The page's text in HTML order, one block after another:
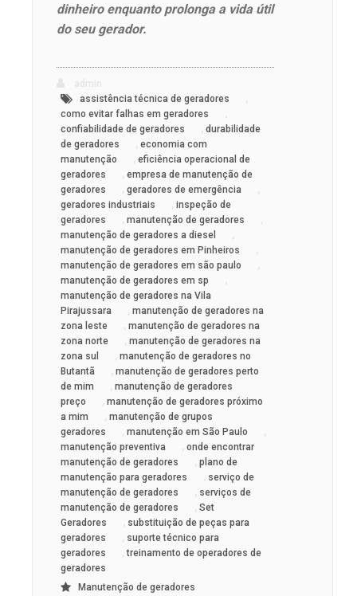
dinheiro enquanto prolonga a vida útil
do seu gerador.
assistência técnica de geradores
como evitar falhas em geradores
confiabilidade de geradores
durabilidade
de geradores
economia com
manutenção
eficiência operacional de
geradores
empresa de manutenção de
geradores
geradores de emergência
geradores industriais
inspeção de
geradores
manutenção de geradores
manutenção de geradores a diesel
manutenção de geradores em Pinheiros
manutenção de geradores em são paulo
manutenção de geradores em sp
manutenção de geradores na Vila
Pirajussara
manutenção de geradores na
zona leste
manutenção de geradores na
zona norte
manutenção de geradores na
zona sul
manutenção de geradores no
Butantã
manutenção de geradores perto
de mim
manutenção de geradores
preço
manutenção de geradores próximo
a mim
manutenção de grupos
geradores
manutenção em São Paulo
manutenção preventiva
onde encontrar
manutenção de geradores
plano de
manutenção para geradores
serviço de
manutenção de geradores
serviços de
manutenção de geradores
Set
Geradores
substituição de peças para
geradores
suporte técnico para
geradores
,treinamento de operadores de
geradores
Manutenção de geradores